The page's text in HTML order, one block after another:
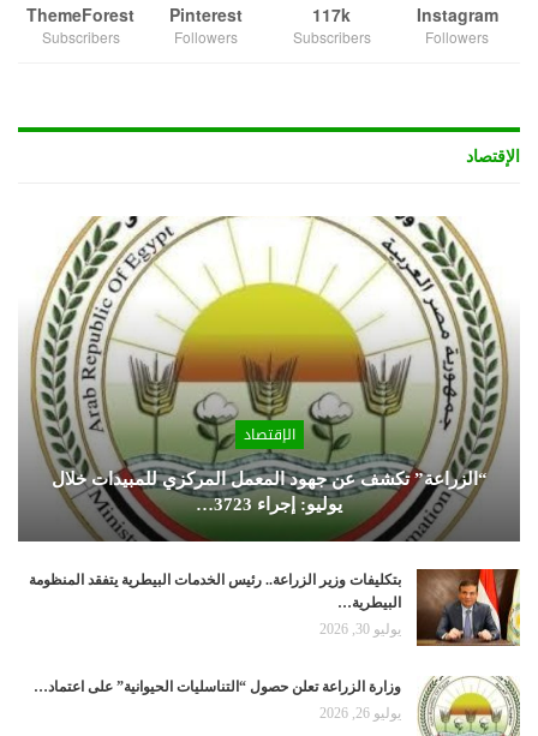
Instagram
Followers
117k
Subscribers
Pinterest
Followers
ThemeForest
Subscribers
الإقتصاد
الإقتصاد
“الزراعة” تكشف عن جهود المعمل المركزي للمبيدات خلال
يوليو: إجراء 3723…
بتكليفات وزير الزراعة.. رئيس الخدمات البيطرية يتفقد المنظومة
البيطرية…
يوليو 30, 2026
وزارة الزراعة تعلن حصول “التناسليات الحيوانية” على اعتماد…
يوليو 26, 2026